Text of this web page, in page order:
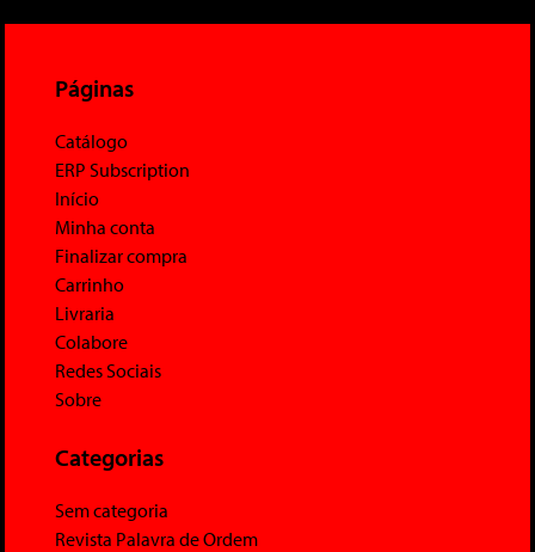
Páginas
Catálogo
ERP Subscription
Início
Minha conta
Finalizar compra
Carrinho
Livraria
Colabore
Redes Sociais
Sobre
Categorias
Sem categoria
Revista Palavra de Ordem